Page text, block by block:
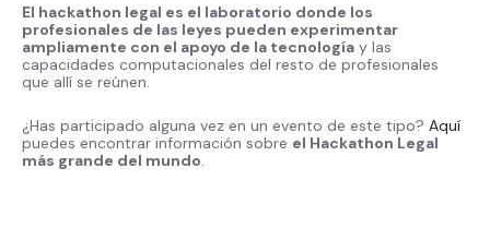
El hackathon legal es el laboratorio donde los
profesionales de las leyes pueden experimentar
ampliamente con el apoyo de la tecnología y las
capacidades computacionales del resto de profesionales
que allí se reúnen.
¿Has participado alguna vez en un evento de este tipo? Aquí
puedes encontrar información sobre el Hackathon Legal
más grande del mundo